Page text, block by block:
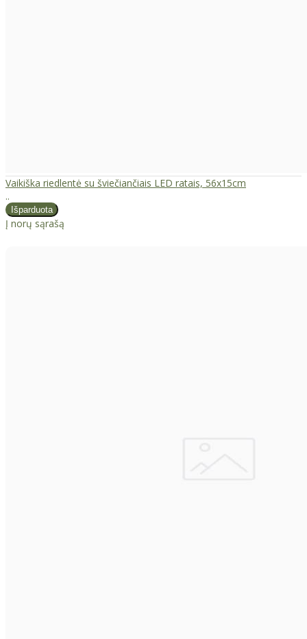
Vaikiška riedlentė su šviečiančiais LED ratais, 56x15cm
..
Į norų sąrašą